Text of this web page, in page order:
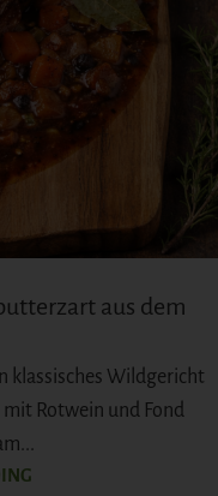
aus dem
klassisches Wildgericht
Rotwein und Fond